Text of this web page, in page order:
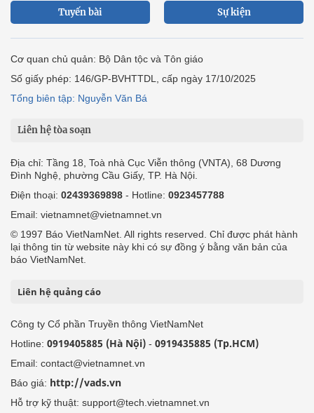
Tuyến bài Sự kiện
Cơ quan chủ quản: Bộ Dân tộc và Tôn giáo
Số giấy phép: 146/GP-BVHTTDL, cấp ngày 17/10/2025
Tổng biên tập: Nguyễn Văn Bá
Liên hệ tòa soạn
Địa chỉ: Tầng 18, Toà nhà Cục Viễn thông (VNTA), 68 Dương
Đình Nghệ, phường Cầu Giấy, TP. Hà Nội.
Điện thoại: 02439369898 - Hotline: 0923457788
Email: vietnamnet@vietnamnet.vn
© 1997 Báo VietNamNet. All rights reserved. Chỉ được phát hành
lại thông tin từ website này khi có sự đồng ý bằng văn bản của
báo VietNamNet.
Liên hệ quảng cáo
Công ty Cổ phần Truyền thông VietNamNet
Hotline: 0919405885 (Hà Nội) - 0919435885 (Tp.HCM)
Email: contact@vietnamnet.vn
Báo giá: http://vads.vn
Hỗ trợ kỹ thuật: support@tech.vietnamnet.vn